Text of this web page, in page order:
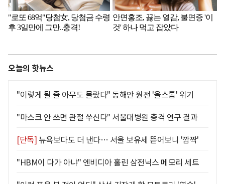
오늘의 핫뉴스
"이렇게 될 줄 아무도 몰랐다" 동해안 원전 '올스톱' 위기
"마스크 안 쓰면 관절 쑤신다" 서울대병원 충격 연구 결과
[단독] 뉴욕보다도 더 낸다… 서울 보유세 뜯어보니 '깜짝'
"HBM이 다가 아냐" 엔비디아 홀린 삼전닉스 메모리 세트